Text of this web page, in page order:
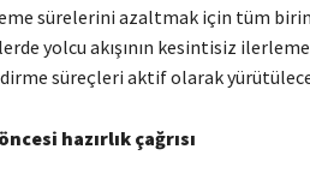
sürelerini azaltmak için tüm
yolcu akışının kesintisiz
süreçleri aktif olarak
hazırlık çağrısı